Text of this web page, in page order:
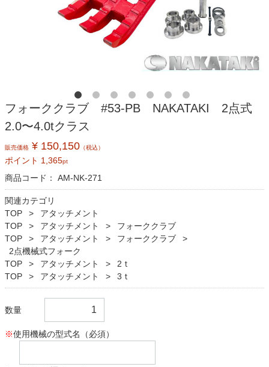
フォーククラブ #53-PB NAKATAKI 2点式
2.0〜4.0tクラス
販売価格 ¥ 150,150 （税込）
ポイント 1,365pt
商品コード： AM-NK-271
関連カテゴリ
TOP
アタッチメント
TOP
アタッチメント
フォーククラブ
TOP
アタッチメント
フォーククラブ
2点機械式フォーク
TOP
アタッチメント
2ｔ
TOP
アタッチメント 3ｔ
数量
※使用機械の型式名（必須）